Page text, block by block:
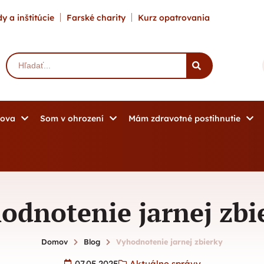
a inštitúcie Farské charity Kurz opatrovania
Som v ohrození Mám zdravotné postihnutie
jarnej
Domov Blog Vyhodnotenie jarnej zbierky